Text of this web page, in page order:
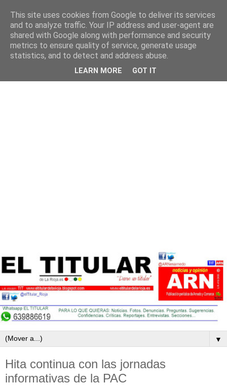
▼
Hita continua con las jornadas
informativas de la PAC
This site uses cookies from Google to deliver its services
and to analyze traffic. Your IP address and user-agent are
shared with Google along with performance and security
metrics to ensure quality of service, generate usage
statistics, and to detect and address abuse.
LEARN MORE GOT IT